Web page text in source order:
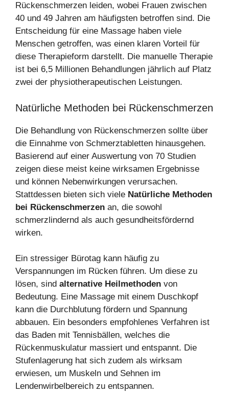
Rückenschmerzen leiden, wobei Frauen zwischen
40 und 49 Jahren am häufigsten betroffen sind. Die
Entscheidung für eine Massage haben viele
Menschen getroffen, was einen klaren Vorteil für
diese Therapieform darstellt. Die manuelle Therapie
ist bei 6,5 Millionen Behandlungen jährlich auf Platz
zwei der physiotherapeutischen Leistungen.
Natürliche Methoden bei Rückenschmerzen
Die Behandlung von Rückenschmerzen sollte über
die Einnahme von Schmerztabletten hinausgehen.
Basierend auf einer Auswertung von 70 Studien
zeigen diese meist keine wirksamen Ergebnisse
und können Nebenwirkungen verursachen.
Stattdessen bieten sich viele Natürliche Methoden
bei Rückenschmerzen an, die sowohl
schmerzlindernd als auch gesundheitsfördernd
wirken.
Ein stressiger Bürotag kann häufig zu
Verspannungen im Rücken führen. Um diese zu
lösen, sind alternative Heilmethoden von
Bedeutung. Eine Massage mit einem Duschkopf
kann die Durchblutung fördern und Spannung
abbauen. Ein besonders empfohlenes Verfahren ist
das Baden mit Tennisbällen, welches die
Rückenmuskulatur massiert und entspannt. Die
Stufenlagerung hat sich zudem als wirksam
erwiesen, um Muskeln und Sehnen im
Lendenwirbelbereich zu entspannen.